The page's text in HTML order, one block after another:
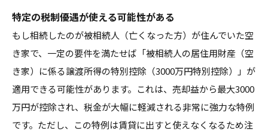
特定の税制優遇が使える可能性がある
もし相続したのが被相続人（亡くなった方）が住んでいた空
き家で、一定の要件を満たせば「被相続人の居住用財産（空
き家）に係る譲渡所得の特別控除（3000万円特別控除）」が
適用できる可能性があります。これは、売却益から最大3000
万円が控除され、税金が大幅に軽減される非常に強力な特例
です。ただし、この特例は賃貸に出すと使えなくなるため注